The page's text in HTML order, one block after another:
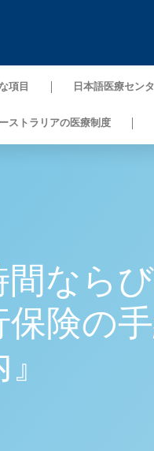
項目 日本語医療セン
ストラリアの医療制度
間なら
険の